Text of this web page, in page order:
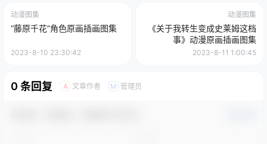
动漫图集
“藤原千花”角色原画插画图集
2023-8-10 23:30:42
动漫图集
《关于我转生变成史莱姆这档
事》动漫原画插画图集
2023-8-11 1:00:45
0 条回复 A 文章作者 M 管理员